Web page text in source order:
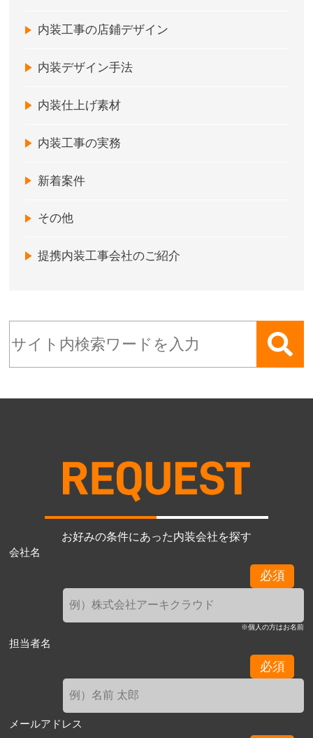
内装工事の店鋪デザイン
内装デザイン手法
内装仕上げ素材
内装工事の実務
新着案件
その他
提携内装工事会社のご紹介
お好みの条件にあった内装会社を探す
会社名
必須
※個人の方はお名前
担当者名
必須
メールアドレス